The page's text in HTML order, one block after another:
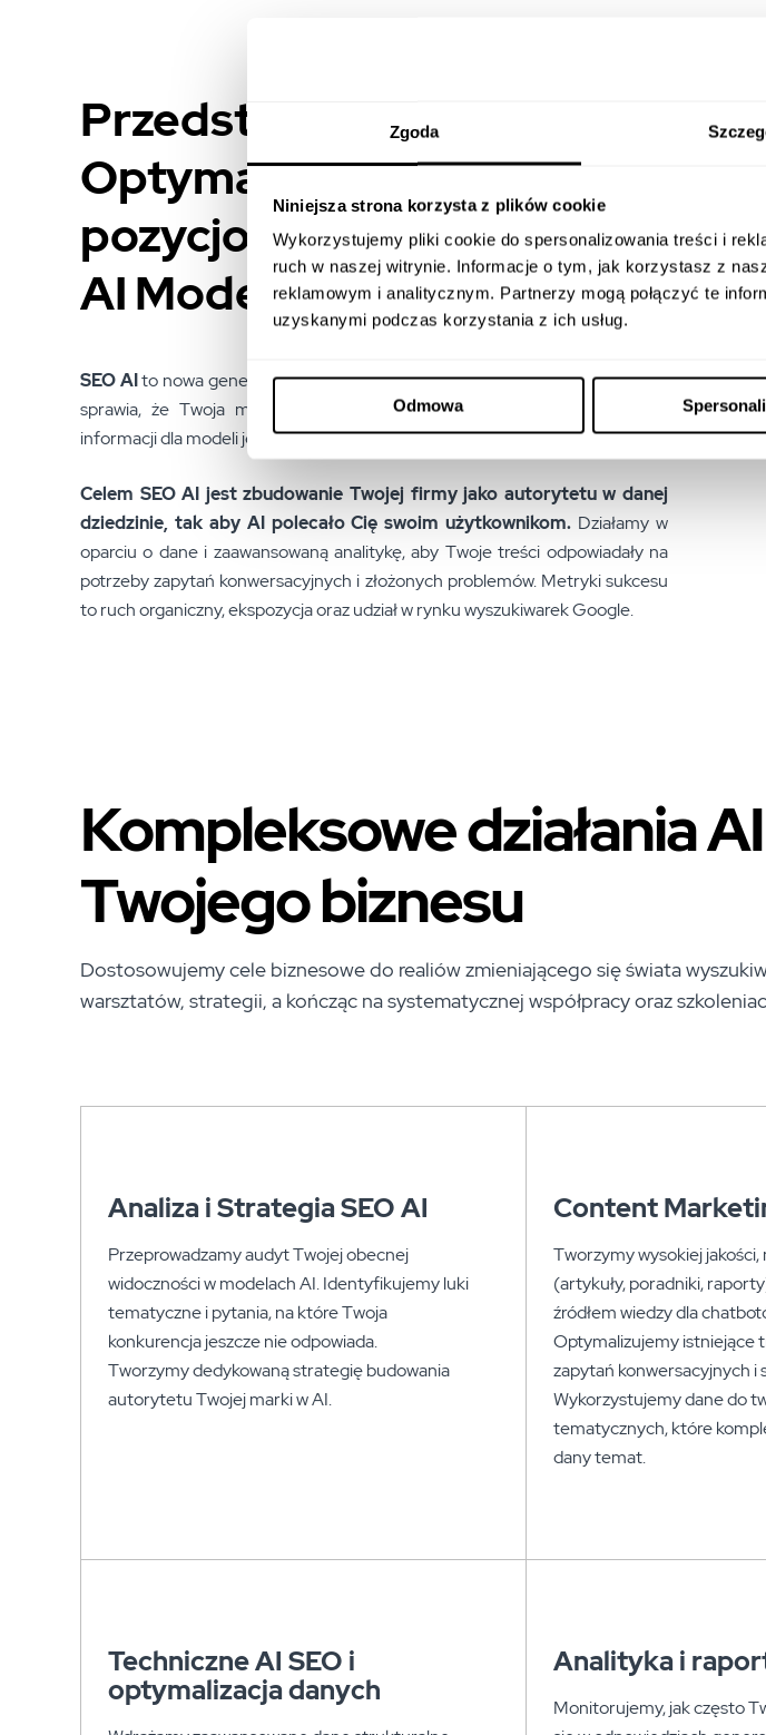
Zgoda
Niniejsza strona korzysta z plików cookie
Wykorzystujemy pliki cookie do spersonalizowania treści i
ruch w naszej witrynie. Informacje o tym, jak korzystasz z
reklamowym i analitycznym. Partnerzy mogą połączyć te
uzyskanymi podczas korzystania z ich usług.
Odmowa
Przedstawiamy AI SEO:
Optymalizacja SEO i
pozycjonowanie pod AIO i
AI Mode
SEO AIto nowa generacja pozycjonowania. To kompleksowa strategia, która
sprawia, że Twoja marka, produkty i usługi stają się głównym źródłem
informacji dla modeli językowych, takich jak AI Mode i AI Overview.
Celem SEO AI jest zbudowanie Twojej firmy jako autorytetu w danej
dziedzinie, tak aby AI polecało Cię swoim użytkownikom. Działamy w
oparciu o dane i zaawansowaną analitykę, aby Twoje treści odpowiadały na
potrzeby zapytań konwersacyjnych i złożonych problemów. Metryki sukcesu
to ruch organiczny, ekspozycja oraz udział w rynku wyszukiwarek Google.
Kompleksowe działania
Twojego biznesu
Dostosowujemy cele biznesowe do realiów zmieniającego się świata
warsztatów, strategii, a kończąc na systematycznej współpracy oraz
Analiza i Strategia SEO AI
Przeprowadzamy audyt Twojej obecnej
widoczności w modelach AI. Identyfikujemy luki
tematyczne i pytania, na które Twoja
konkurencja jeszcze nie odpowiada.
Tworzymy dedykowaną strategię budowania
autorytetu Twojej marki w AI.
Content
Tworzymy wysokiej
(artykuły, poradniki,
źródłem wiedzy dla
Optymalizujemy istniejące
zapytań konwersacyjnych i
Wykorzystujemy dane do
tematycznych, które
dany temat.
Techniczne AI SEO i
optymalizacja danych
Analityka i
Monitorujemy, jak często